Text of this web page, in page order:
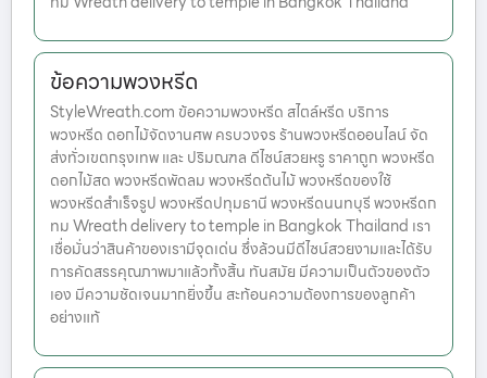
ข้อความพวงหรีด
StyleWreath.com ข้อความพวงหรีด สไตล์หรีด บริการ
พวงหรีด ดอกไม้จัดงานศพ ครบวงจร ร้านพวงหรีดออนไลน์ จัด
ส่งทั่วเขตกรุงเทพ และ ปริมณฑล ดีไซน์สวยหรู ราคาถูก พวงหรีด
ดอกไม้สด พวงหรีดพัดลม พวงหรีดต้นไม้ พวงหรีดของใช้
พวงหรีดสำเร็จรูป พวงหรีดปทุมธานี พวงหรีดนนทบุรี พวงหรีดก
ทม Wreath delivery to temple in Bangkok Thailand เรา
เชื่อมั่นว่าสินค้าของเรามีจุดเด่น ซึ่งล้วนมีดีไซน์สวยงามและได้รับ
การคัดสรรคุณภาพมาแล้วทั้งสิ้น ทันสมัย มีความเป็นตัวของตัว
เอง มีความชัดเจนมากยิ่งขึ้น สะท้อนความต้องการของลูกค้า
อย่างแท้